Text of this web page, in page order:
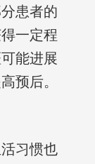
患者的
一定程
能进展
预后。
习惯也